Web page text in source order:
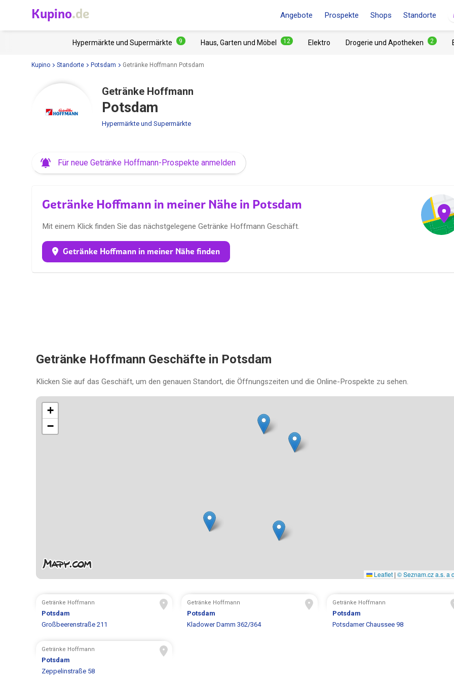
Kupino.de Angebote Prospekte Shops Standorte
Hypermärkte und Supermärkte 9 Haus, Garten und Möbel 12 Elektro Drogerie und Apotheken 2
Kupino Standorte Potsdam Getränke Hoffmann Potsdam
Getränke Hoffmann
Potsdam
Hypermärkte und Supermärkte
Für neue Getränke Hoffmann-Prospekte anmelden
Getränke Hoffmann in meiner Nähe in Potsdam
Mit einem Klick finden Sie das nächstgelegene Getränke Hoffmann Geschäft.
Getränke Hoffmann in meiner Nähe finden
Getränke Hoffmann Geschäfte in Potsdam
Klicken Sie auf das Geschäft, um den genauen Standort, die Öffnungszeiten und die Online-Prospekte zu sehen.
+
−
Leaflet | © Seznam.cz a.s. a
Getränke Hoffmann
Potsdam
Großbeerenstraße 211
Getränke Hoffmann
Potsdam
Kladower Damm 362/364
Getränke Hoffmann
Potsdam
Potsdamer Chaussee 98
Getränke Hoffmann
Potsdam
Zeppelinstraße 58